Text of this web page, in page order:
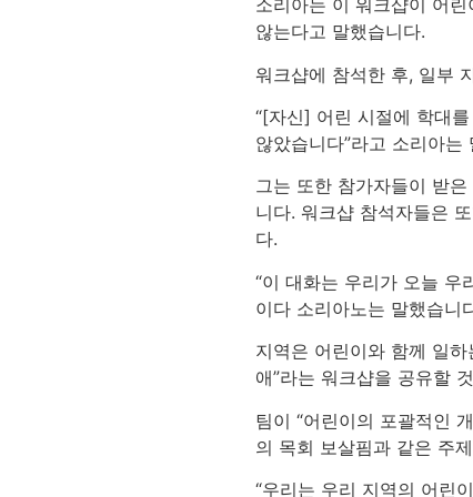
소리아는 이 워크샵이 어
않는다고 말했습니다.
워크샵에 참석한 후, 일부
“[자신] 어린 시절에 학대
않았습니다”라고 소리아는
그는 또한 참가자들이 받
니다. 워크샵 참석자들은
다.
“이 대화는 우리가 오늘 우
이다 소리아노는 말했습니
지역은 어린이와 함께 일
애”라는 워크샵을 공유할
팀이 “어린이의 포괄적인
의 목회 보살핌과 같은 주
“우리는 우리 지역의 어린